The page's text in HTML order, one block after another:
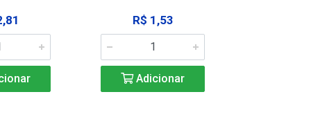
R$ 1,53
Adicionar